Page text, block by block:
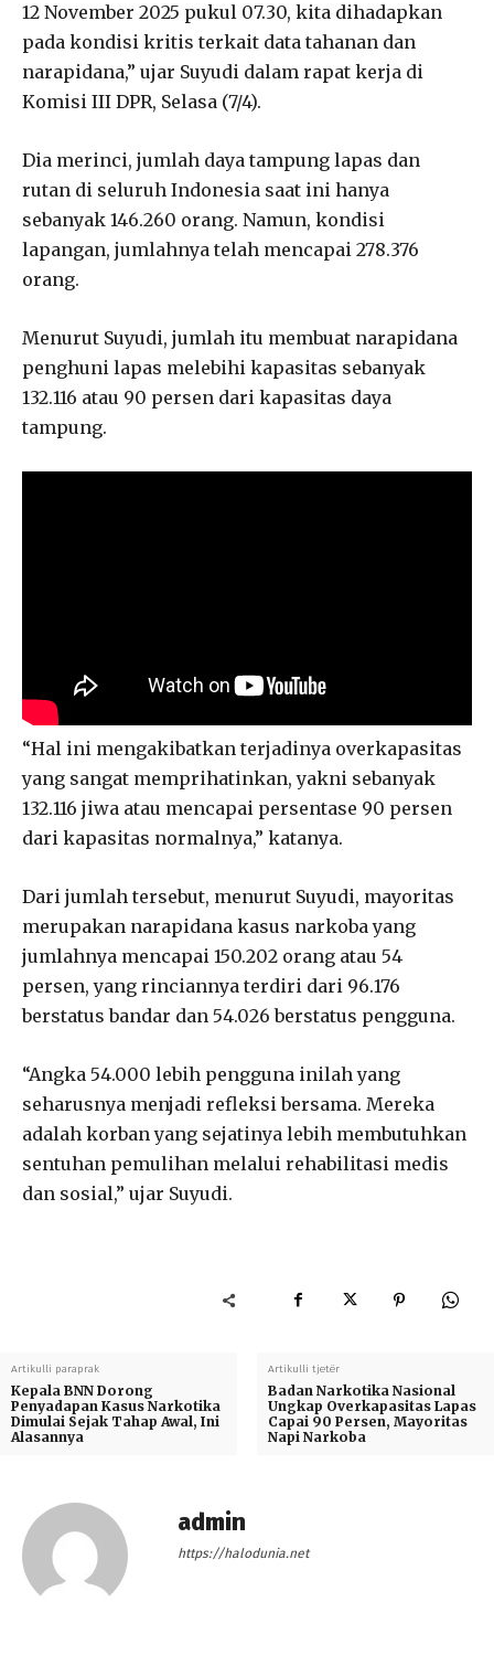
12 November 2025 pukul 07.30, kita dihadapkan
pada kondisi kritis terkait data tahanan dan
narapidana,” ujar Suyudi dalam rapat kerja di
Komisi III DPR, Selasa (7/4).
Dia merinci, jumlah daya tampung lapas dan
rutan di seluruh Indonesia saat ini hanya
sebanyak 146.260 orang. Namun, kondisi
lapangan, jumlahnya telah mencapai 278.376
orang.
Menurut Suyudi, jumlah itu membuat narapidana
penghuni lapas melebihi kapasitas sebanyak
132.116 atau 90 persen dari kapasitas daya
tampung.
“Hal ini mengakibatkan terjadinya overkapasitas
yang sangat memprihatinkan, yakni sebanyak
132.116 jiwa atau mencapai persentase 90 persen
dari kapasitas normalnya,” katanya.
Dari jumlah tersebut, menurut Suyudi, mayoritas
merupakan narapidana kasus narkoba yang
jumlahnya mencapai 150.202 orang atau 54
persen, yang rinciannya terdiri dari 96.176
berstatus bandar dan 54.026 berstatus pengguna.
“Angka 54.000 lebih pengguna inilah yang
seharusnya menjadi refleksi bersama. Mereka
adalah korban yang sejatinya lebih membutuhkan
sentuhan pemulihan melalui rehabilitasi medis
dan sosial,” ujar Suyudi.
Artikulli paraprak
Kepala BNN Dorong
Penyadapan Kasus Narkotika
Dimulai Sejak Tahap Awal, Ini
Alasannya
Artikulli tjetër
Badan Narkotika Nasional
Ungkap Overkapasitas Lapas
Capai 90 Persen, Mayoritas
Napi Narkoba
admin
https://halodunia.net